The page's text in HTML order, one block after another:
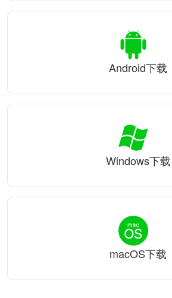
Android下载
Windows下载
macOS下载